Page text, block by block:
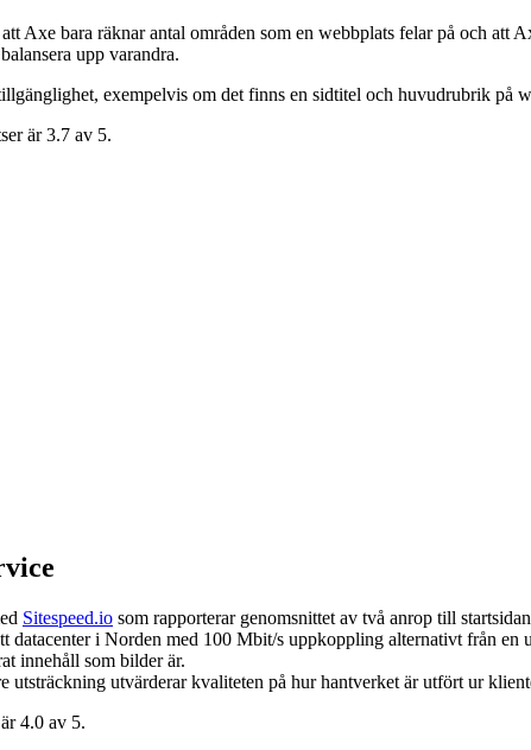
Axe bara räknar antal områden som en webbplats felar på och att
upp varandra.
exempelvis om det finns en sidtitel och huvudrubrik på
är 3.7 av 5.
Sitespeed.io som rapporterar genomsnittet av två anrop till
datacenter i Norden med 100 Mbit/s uppkoppling alternativt från
innehåll som bilder är.
utsträckning utvärderar kvaliteten på hur hantverket är utfört ur
4.0 av 5.